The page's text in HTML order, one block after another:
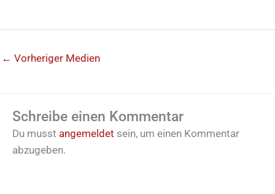
← Vorheriger Medien
Schreibe einen Kommentar
Du musst angemeldet sein, um einen Kommentar
abzugeben.